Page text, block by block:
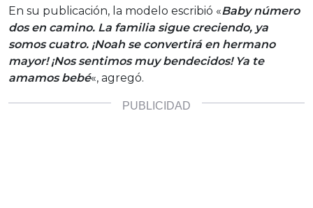
En su publicación, la modelo escribió «Baby número
dos en camino. La familia sigue creciendo, ya
somos cuatro. ¡Noah se convertirá en hermano
mayor! ¡Nos sentimos muy bendecidos! Ya te
amamos bebé«, agregó.